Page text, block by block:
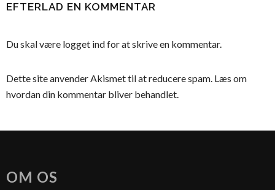
EFTERLAD EN KOMMENTAR
Du skal være logget indfor at skrive en kommentar.
Dette site anvender Akismet til at reducere spam. Læs om
hvordan din kommentar bliver behandlet.
OM OS